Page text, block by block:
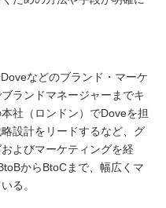
などのブランド・マーケ
ランドマネージャーまでキ
社（ロンドン）でDoveを担
設計をリードするなど、グ
よびマーケティングを経
からBtoCまで、幅広くマ
る。